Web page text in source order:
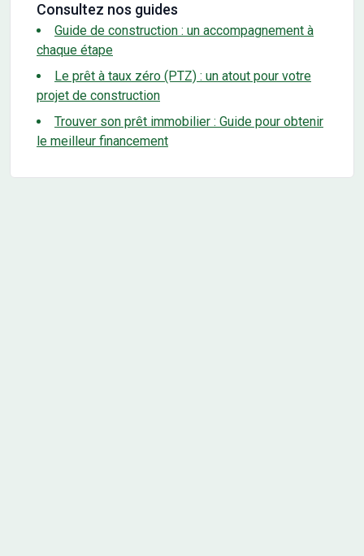
Consultez nos guides
Guide de construction : un accompagnement à
chaque étape
Le prêt à taux zéro (PTZ) : un atout pour votre
projet de construction
Trouver son prêt immobilier : Guide pour obtenir
le meilleur financement